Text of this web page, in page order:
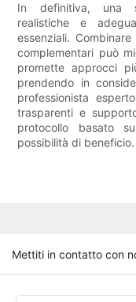
In definitiva, una
realistiche e
essenziali.
complementari può
promette approcci
prendendo in
professionista
trasparenti e
protocollo basato
possibilità di beneficio.
Mettiti in contatto con